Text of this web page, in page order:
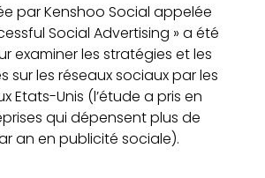
par Kenshoo Social appelée
Social Advertising » a été
examiner les stratégies et les
sur les réseaux sociaux par les
Etats-Unis (l’étude a pris en
qui dépensent plus de
an en publicité sociale).